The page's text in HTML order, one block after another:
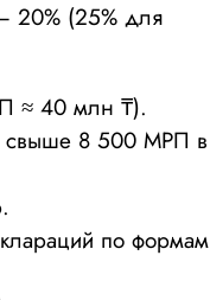
20% (25% для
≈ 40 млн ₸).
свыше 8 500 МРП в
по формам